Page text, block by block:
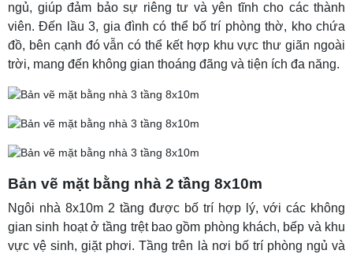
ngủ, giúp đảm bảo sự riêng tư và yên tĩnh cho các thành
viên. Đến lầu 3, gia đình có thể bố trí phòng thờ, kho chứa
đồ, bên cạnh đó vẫn có thể kết hợp khu vực thư giãn ngoài
trời, mang đến không gian thoáng đãng và tiện ích đa năng.
Bản vẽ mặt bằng nhà 2 tầng 8x10m
Ngôi nhà 8x10m 2 tầng được bố trí hợp lý, với các không
gian sinh hoạt ở tầng trệt bao gồm phòng khách, bếp và khu
vực vệ sinh, giặt phơi. Tầng trên là nơi bố trí phòng ngủ và